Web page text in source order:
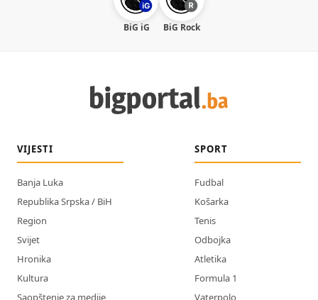
BiG iG BiG Rock
VIJESTI
Banja Luka
Republika Srpska / BiH
Region
Svijet
Hronika
Kultura
Saopštenje za medije
SPORT
Fudbal
Košarka
Tenis
Odbojka
Atletika
Formula 1
Vaterpolo